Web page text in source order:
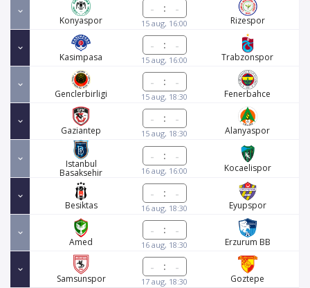
Konyaspor
:
15 aug, 16:00 Rizespor
Kasimpasa
:
15 aug, 16:00 Trabzonspor
Genclerbirligi
:
15 aug, 18:30 Fenerbahce
Gaziantep
:
15 aug, 18:30 Alanyaspor
Istanbul
Basaksehir
:
16 aug, 16:00 Kocaelispor
Besiktas
:
16 aug, 18:30 Eyupspor
Amed
:
16 aug, 18:30 Erzurum BB
Samsunspor
:
17 aug, 18:30
Goztepe